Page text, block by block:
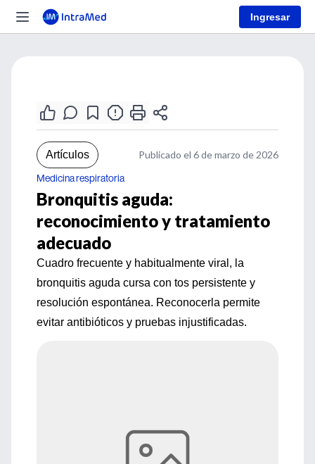
Ingresar
Artículos Publicado el 6 de marzo de 2026
Medicina respiratoria
Bronquitis aguda:
reconocimiento y tratamiento
adecuado
Cuadro frecuente y habitualmente viral, la
bronquitis aguda cursa con tos persistente y
resolución espontánea. Reconocerla permite
evitar antibióticos y pruebas injustificadas.